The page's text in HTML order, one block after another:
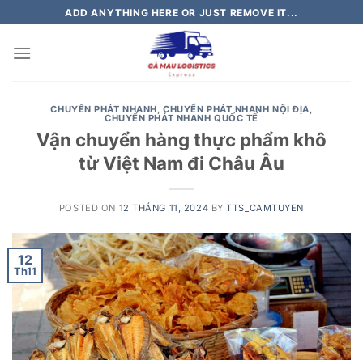
to
content
ADD ANYTHING HERE OR JUST REMOVE IT...
CHUYỂN PHÁT NHANH,CHUYỂN PHÁT NHANH NỘI ĐỊA,
CHUYỂN PHÁT NHANH QUỐC TẾ
Vận chuyển hàng thực phẩm khô
từ Việt Nam đi Châu Âu
POSTED ON 12 THÁNG 11, 2024 BYTTS_CAMTUYEN
12
Th11